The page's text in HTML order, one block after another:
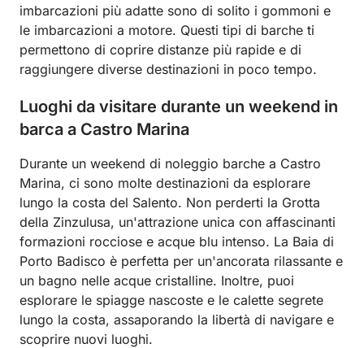
imbarcazioni più adatte sono di solito i gommoni e
le imbarcazioni a motore. Questi tipi di barche ti
permettono di coprire distanze più rapide e di
raggiungere diverse destinazioni in poco tempo.
Luoghi da visitare durante un weekend in
barca a Castro Marina
Durante un weekend di noleggio barche a Castro
Marina, ci sono molte destinazioni da esplorare
lungo la costa del Salento. Non perderti la Grotta
della Zinzulusa, un'attrazione unica con affascinanti
formazioni rocciose e acque blu intenso. La Baia di
Porto Badisco è perfetta per un'ancorata rilassante e
un bagno nelle acque cristalline. Inoltre, puoi
esplorare le spiagge nascoste e le calette segrete
lungo la costa, assaporando la libertà di navigare e
scoprire nuovi luoghi.